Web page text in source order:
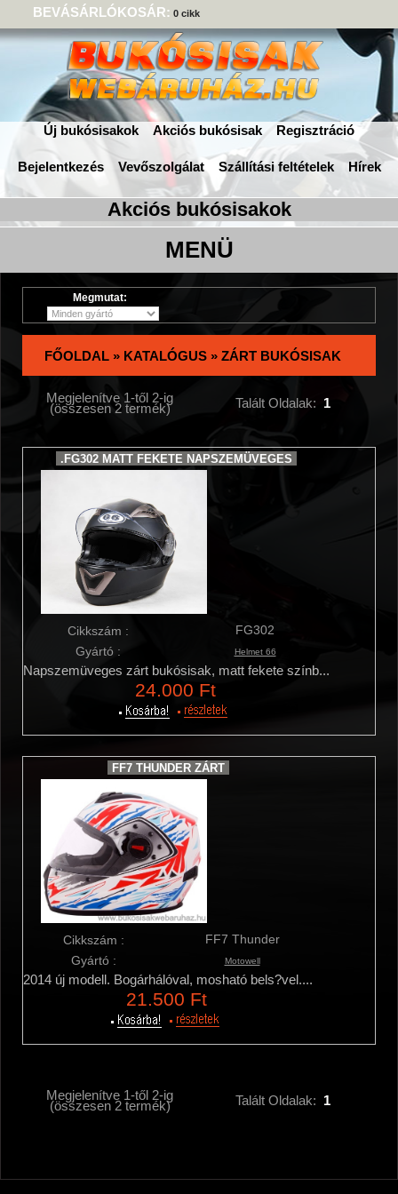
BEVÁSÁRLÓKOSÁR: 0 cikk
Új bukósisakok Akciós bukósisak Regisztráció
Bejelentkezés Vevőszolgálat Szállítási feltételek Hírek
Megmutat:
FŐOLDAL » KATALÓGUS » ZÁRT BUKÓSISAK
Megjelenítve 1-től 2-ig
(összesen 2termék) Talált Oldalak: 1
.FG302 MATT FEKETE NAPSZEMÜVEGES
Cikkszám :
FG302
Gyártó :
Helmet 66
Napszemüveges zárt bukósisak, matt fekete színb...
24.000 Ft
FF7 THUNDER ZÁRT
Cikkszám :
FF7 Thunder
Gyártó :
Motowell
2014 új modell. Bogárhálóval, mosható bels?vel....
21.500 Ft
Megjelenítve 1-től 2-ig
(összesen 2termék) Talált Oldalak: 1